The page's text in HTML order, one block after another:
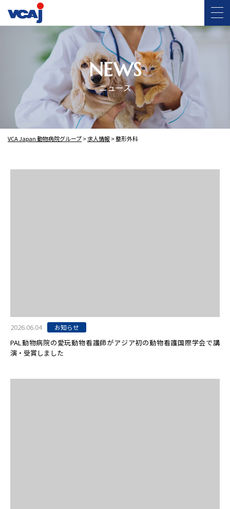
NEWS
ニュース
VCA Japan 動物病院グループ>求人情報>整形外科
2026.06.04 お知らせ
PAL動物病院の愛玩動物看護師がアジア初の動物看護国際学会で講
演・受賞しました